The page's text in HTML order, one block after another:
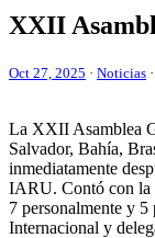
XXII
Oct 27, 2025 · Noticias ·
La XXII Asamblea
Salvador, Bahía,
inmediatamente
IARU. Contó con la
7 personalmente y 5
Internacional y